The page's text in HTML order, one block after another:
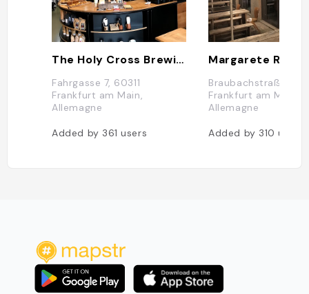
The Holy Cross Brewing Society
Fahrgasse 7, 60311
Frankfurt am Main,
Allemagne
Added by 361users
Braubachstraße 18,
Frankfurt am Main,
Allemagne
Added by 310users